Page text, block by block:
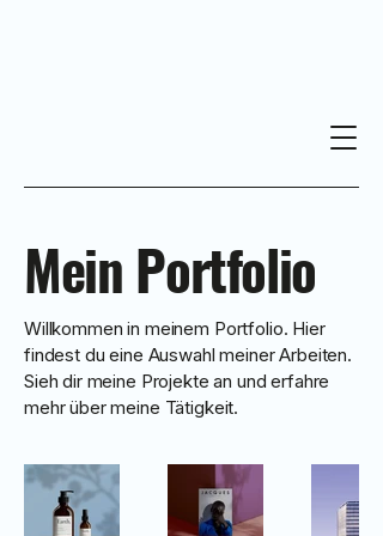
Mein Portfolio
Willkommen in meinem Portfolio. Hier
findest du eine Auswahl meiner Arbeiten.
Sieh dir meine Projekte an und erfahre
mehr über meine Tätigkeit.